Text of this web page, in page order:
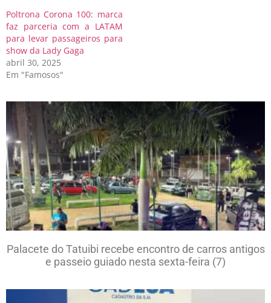
Poltrona Corona 100: marca
faz parceria com a LATAM
para levar passageiros para
show da Lady Gaga
abril 30, 2025
Em "Famosos"
Palacete do Tatuibi recebe encontro de carros antigos
e passeio guiado nesta sexta-feira (7)